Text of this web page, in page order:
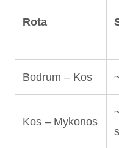
Rota
Bodrum – Kos
Kos – Mykonos